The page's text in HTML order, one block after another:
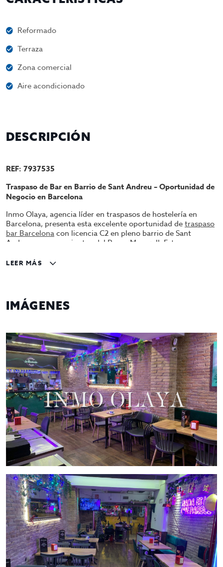
Reformado
Terraza
Zona comercial
Aire acondicionado
DESCRIPCIÓN
REF: 7937535
Traspaso de Bar en Barrio de Sant Andreu – Oportunidad de
Negocio en Barcelona
Inmo Olaya, agencia líder en traspasos de hostelería en
Barcelona, presenta esta excelente oportunidad detraspaso
bar Barcelonacon licencia C2 en pleno barrio de Sant
Andreu, a pocos minutos del Paseo Maragall. Esta es una
ubicado en una zona en constante crecimiento y con gran
cuenta con un tamaño de 75 m² y tiene un aforo para 25
comensales. El local se encuentra completamente
bar. Además, cuenta con una salida de humos, lo que lo hace
apto para la preparación de comida, ampliando las
posibilidades del negocio.
Ubicación estratégica en Sant AndreuUbicado en uno de los
barrios más tradicionales y concurridos de Barcelona, el bar
disfruta de una excelente visibilidad y accesibilidad. El barrio
de Sant Andreu es conocido por su gran actividad comercial
y residencial, lo que asegura un flujo constante de clientes
locales y turistas. La proximidad al Paseo Maragall aumenta
la afluencia de personas que pasan por la zona, lo que
resulta en una gran oportunidad de negocio.
Equipamiento y terraza El local está completamente
equipado con todo lo necesario para su funcionamiento,
desde maquinaria hasta mobiliario, asegurando una
transición sin problemas para el nuevo propietario. Además,
dispone de una pequeña terraza con dos mesas para cuatro
comensales, lo que proporciona un espacio adicional para
los clientes durante los días soleados.
Facturación y condiciones de traspasoEste bar tiene una
facturación mensual de 20.000 €, lo que demuestra el
potencial del negocio y su rentabilidad. El precio de traspaso
es de 66.000 €, una inversión atractiva para emprendedores
LEER MÁS
IMÁGENES